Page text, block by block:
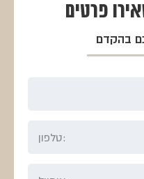
פרטים
בהקדם